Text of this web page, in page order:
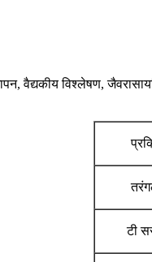
वैद्यकीय विश्लेषण,
टी